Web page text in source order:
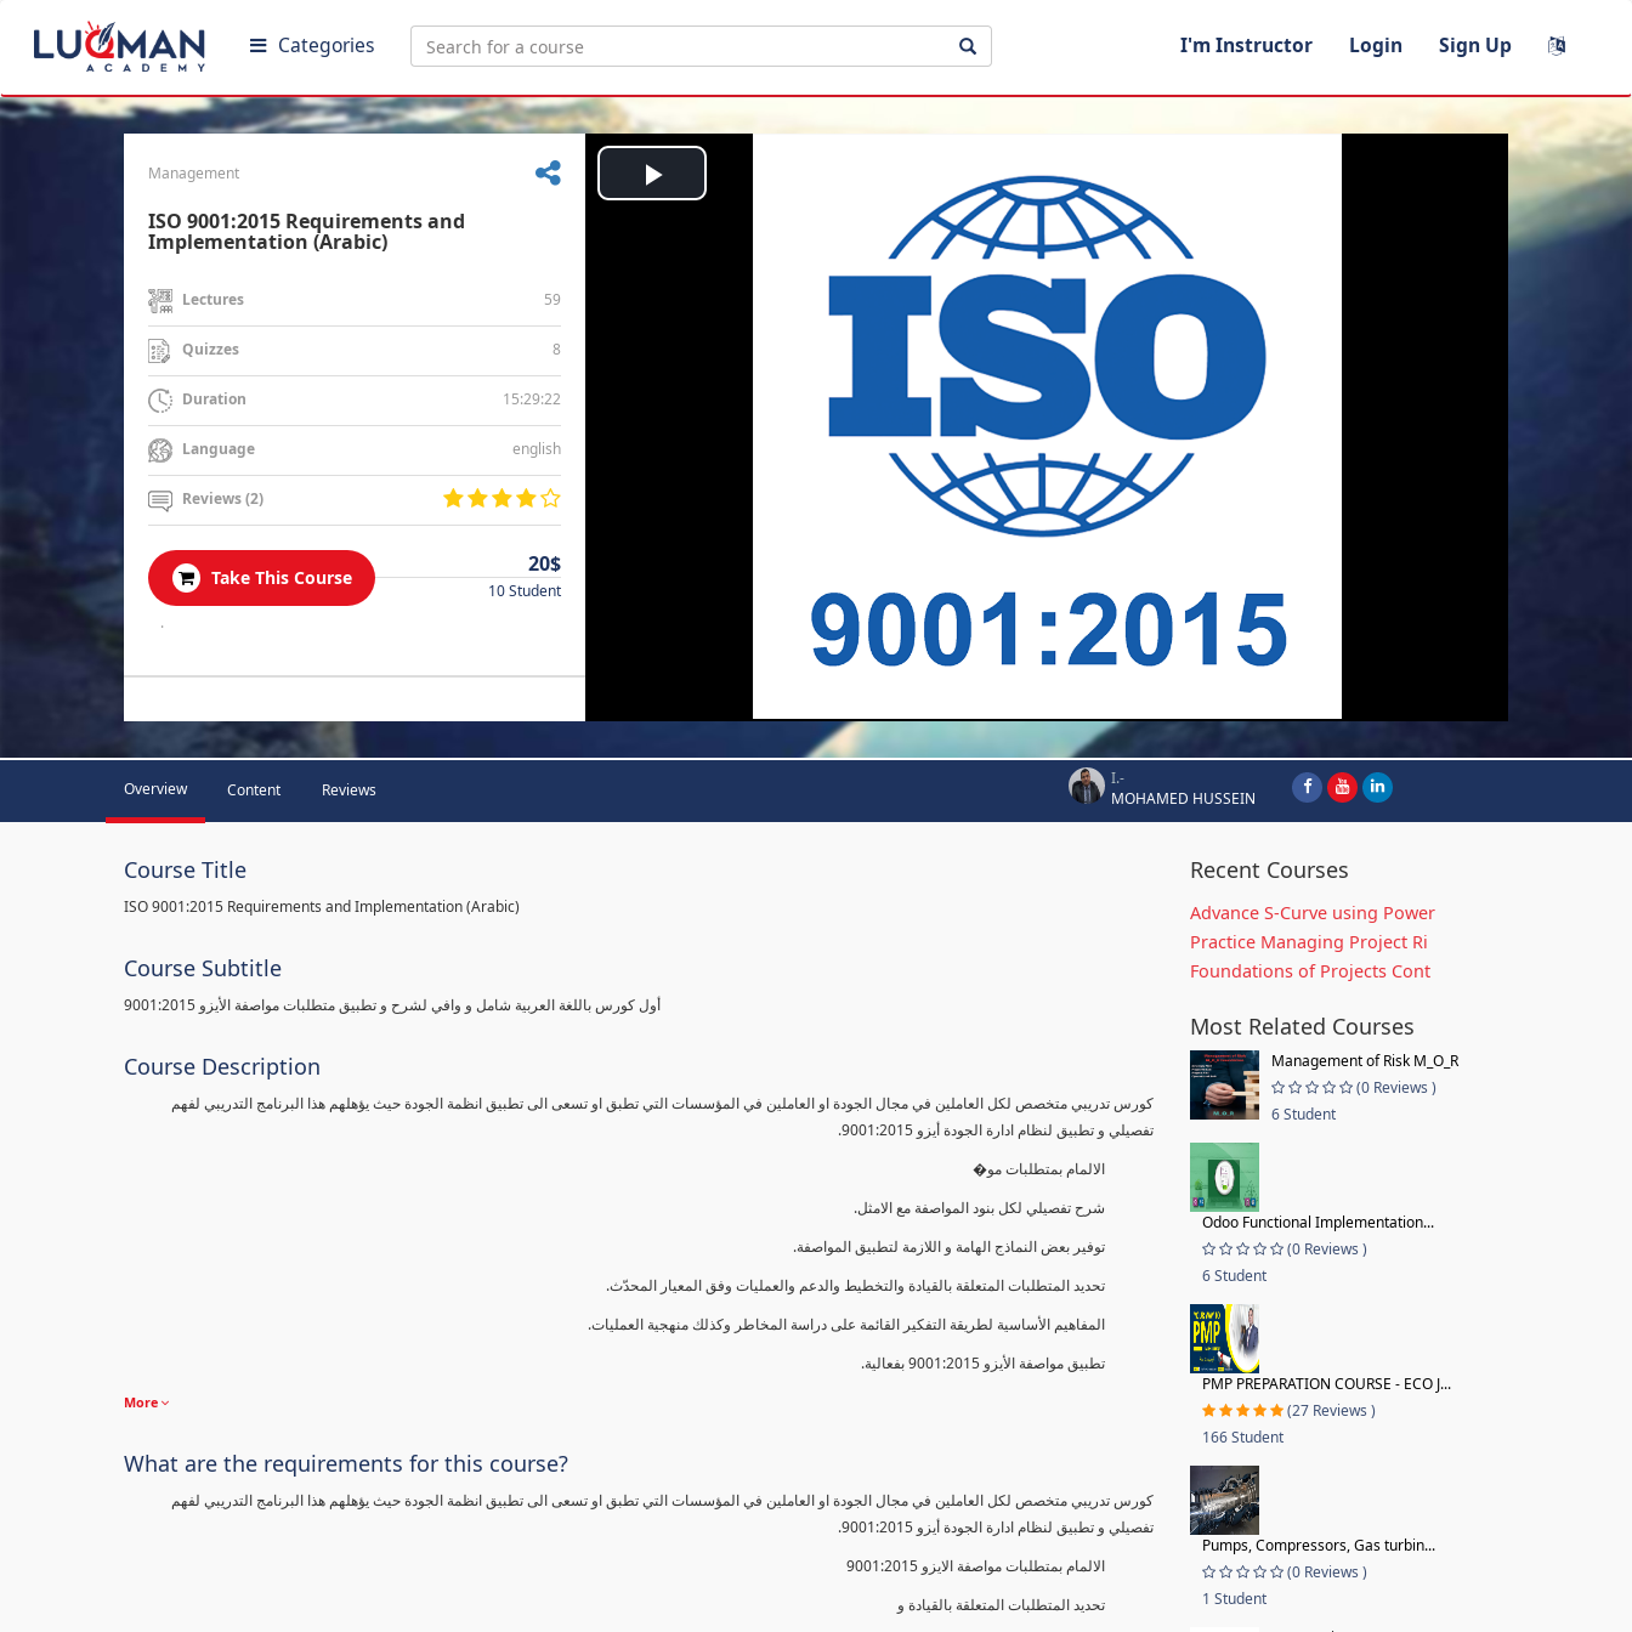
Categories I'm Instructor Login Sign Up
Management
ISO 9001:2015 Requirements and
Implementation (Arabic)
Lectures 59
Quizzes 8
Duration 15:29:22
Language english
Reviews (2)
Take This Course
20$
10 Student
.
Play
Overview Content Reviews
I.-
MOHAMED HUSSEIN
Course Title
ISO 9001:2015 Requirements and Implementation (Arabic)
Course Subtitle
أول كورس باللغة العربية شامل و وافي لشرح و تطبيق متطلبات مواصفة الأيزو 9001:2015
Course Description
كورس تدريبي متخصص لكل العاملين في مجال الجودة او العاملين في المؤسسات التي تطبق او تسعى الى تطبيق انظمة الجودة حيث يؤهلهم هذا البرنامج التدريبي لفهم
تفصيلي و تطبيق لنظام ادارة الجودة أيزو 9001:2015.
الالمام بمتطلبات مو�
شرح تفصيلي لكل بنود المواصفة مع الامثل.
توفير بعض النماذج الهامة و اللازمة لتطبيق المواصفة.
تحديد المتطلبات المتعلقة بالقيادة والتخطيط والدعم والعمليات وفق المعيار المحدّث.
المفاهيم الأساسية لطريقة التفكير القائمة على دراسة المخاطر وكذلك منهجية العمليات.
تطبيق مواصفة الأيزو 9001:2015 بفعالية.
More
What are the requirements for this course?
كورس تدريبي متخصص لكل العاملين في مجال الجودة او العاملين في المؤسسات التي تطبق او تسعى الى تطبيق انظمة الجودة حيث يؤهلهم هذا البرنامج التدريبي لفهم
تفصيلي و تطبيق لنظام ادارة الجودة أيزو 9001:2015.
الالمام بمتطلبات مواصفة الايزو 9001:2015
تحديد المتطلبات المتعلقة بالقيادة و
Recent Courses
Advance S-Curve using Power
Practice Managing Project Ri
Foundations of Projects Cont
Most Related Courses
Management of Risk M_O_R
(0 Reviews )
6 Student
Odoo Functional Implementation...
(0 Reviews )
6 Student
PMP PREPARATION COURSE - ECO J...
(27 Reviews )
166 Student
Pumps, Compressors, Gas turbin...
(0 Reviews )
1 Student